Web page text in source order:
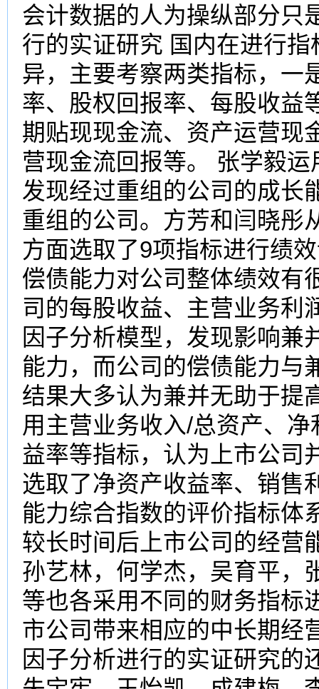
会计数据的人为操纵部分只
行的实证研究 国内在进行
异，主要考察两类指标，一
率、股权回报率、每股收益
期贴现现金流、资产运营现
营现金流回报等。 张学毅
发现经过重组的公司的成长
重组的公司。方芳和闫晓彤
方面选取了9项指标进行绩
偿债能力对公司整体绩效有
司的每股收益、主营业务利
因子分析模型，发现影响兼
能力，而公司的偿债能力与
结果大多认为兼并无助于提
用主营业务收入/总资产、
益率等指标，认为上市公司
选取了净资产收益率、销售
能力综合指数的评价指标体
较长时间后上市公司的经营
孙艺林，何学杰，吴育平，
等也各采用不同的财务指标
市公司带来相应的中长期经
因子分析进行的实证研究的